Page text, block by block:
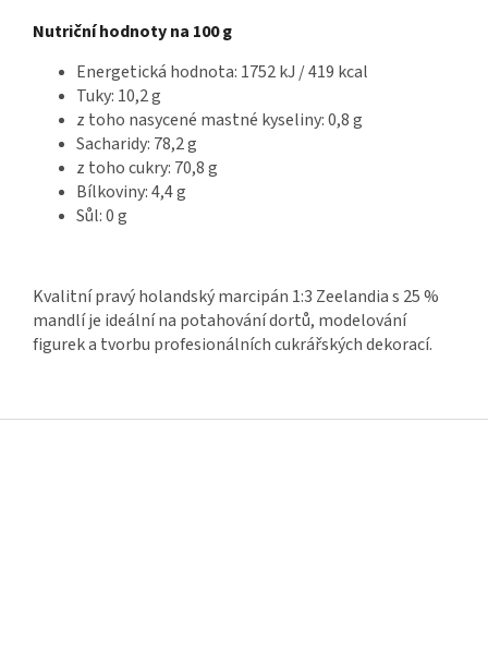
Nutriční hodnoty na 100 g
Energetická hodnota: 1752 kJ / 419 kcal
Tuky: 10,2 g
z toho nasycené mastné kyseliny: 0,8 g
Sacharidy: 78,2 g
z toho cukry: 70,8 g
Bílkoviny: 4,4 g
Sůl: 0 g
Kvalitní pravý holandský marcipán 1:3 Zeelandia s 25 %
mandlí je ideální na potahování dortů, modelování
figurek a tvorbu profesionálních cukrářských dekorací.